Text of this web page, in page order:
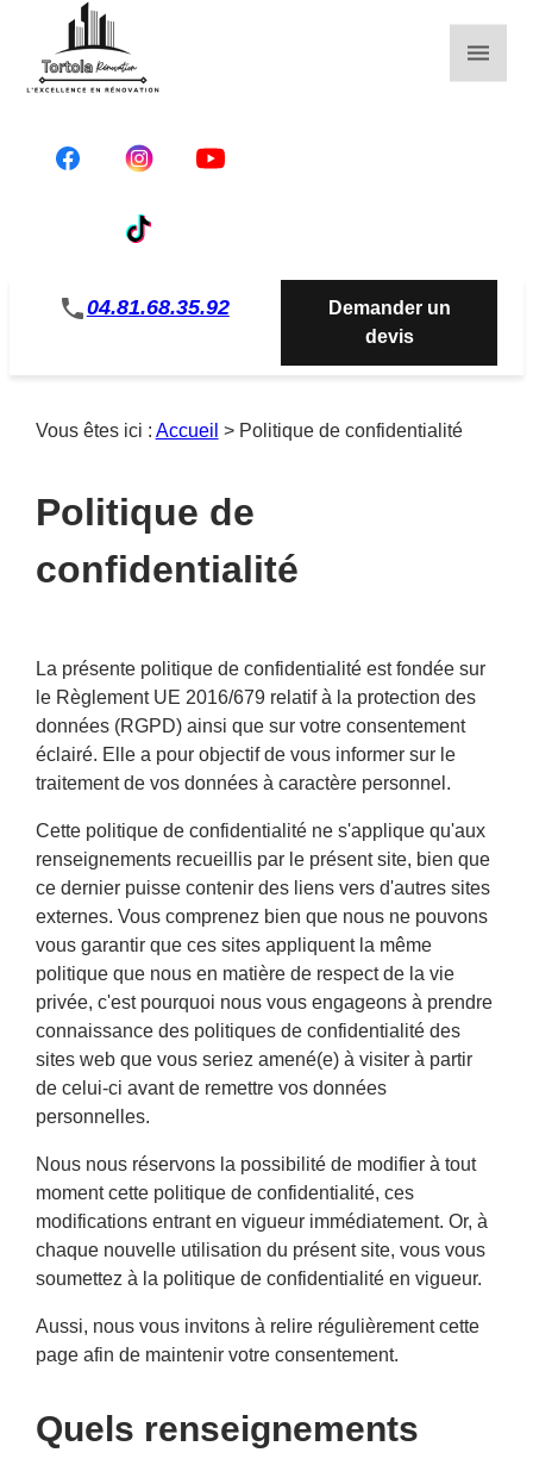
phone04.81.68.35.92
Demander un
devis
Vous êtes ici : Accueil > Politique de confidentialité
Politique de
confidentialité
La présente politique de confidentialité est fondée sur
le Règlement UE 2016/679 relatif à la protection des
données (RGPD) ainsi que sur votre consentement
éclairé. Elle a pour objectif de vous informer sur le
traitement de vos données à caractère personnel.
Cette politique de confidentialité ne s'applique qu'aux
renseignements recueillis par le présent site, bien que
ce dernier puisse contenir des liens vers d'autres sites
externes. Vous comprenez bien que nous ne pouvons
vous garantir que ces sites appliquent la même
politique que nous en matière de respect de la vie
privée, c'est pourquoi nous vous engageons à prendre
connaissance des politiques de confidentialité des
sites web que vous seriez amené(e) à visiter à partir
de celui-ci avant de remettre vos données
personnelles.
Nous nous réservons la possibilité de modifier à tout
moment cette politique de confidentialité, ces
modifications entrant en vigueur immédiatement. Or, à
chaque nouvelle utilisation du présent site, vous vous
soumettez à la politique de confidentialité en vigueur.
Aussi, nous vous invitons à relire régulièrement cette
page afin de maintenir votre consentement.
Quels renseignements
Panneau de gestion des cookies